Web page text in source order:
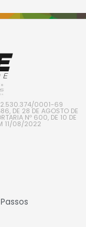
42.530.374/0001-69
DE 28 DE AGOSTO DE
Nº 600, DE 10 DE
11/08/2022